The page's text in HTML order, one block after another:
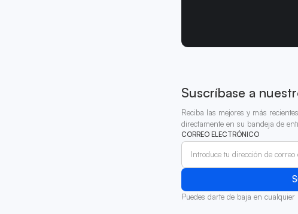
Suscríbase a
Reciba las mejores y más
directamente en su bandeja de
CORREO ELECTRÓNICO
Puedes darte de baja en cualquier